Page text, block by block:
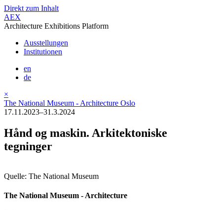
Direkt zum Inhalt
AEX
Architecture Exhibitions Platform
Ausstellungen
Institutionen
en
de
×
The National Museum - Architecture Oslo
17.11.2023–31.3.2024
Hånd og maskin. Arkitektoniske
tegninger
Quelle: The National Museum
The National Museum - Architecture